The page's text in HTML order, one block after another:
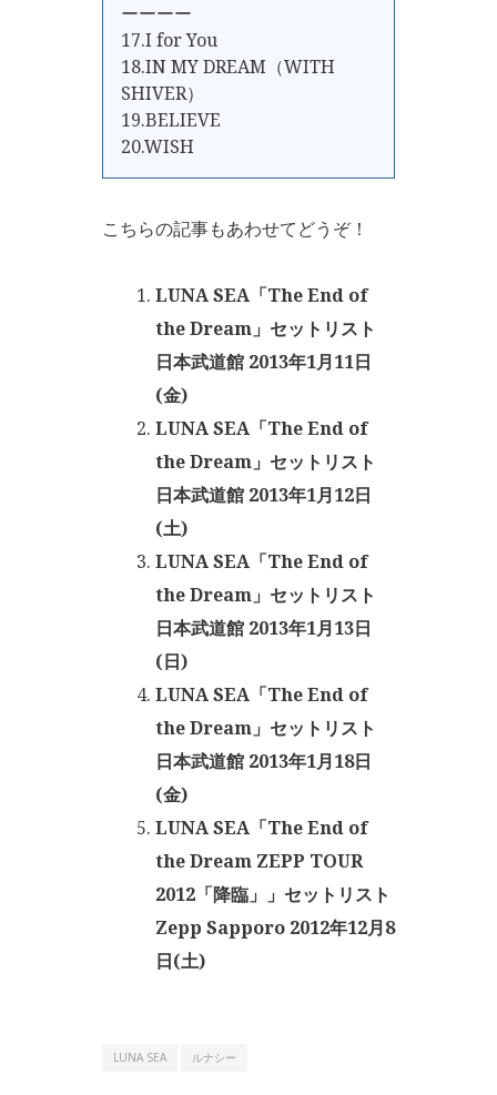
ーーーー
17.I for You
18.IN MY DREAM（WITH
SHIVER）
19.BELIEVE
20.WISH
こちらの記事もあわせてどうぞ！
LUNA SEA「The End of
the Dream」セットリスト
日本武道館 2013年1月11日
(金)
LUNA SEA「The End of
the Dream」セットリスト
日本武道館 2013年1月12日
(土)
LUNA SEA「The End of
the Dream」セットリスト
日本武道館 2013年1月13日
(日)
LUNA SEA「The End of
the Dream」セットリスト
日本武道館 2013年1月18日
(金)
LUNA SEA「The End of
the Dream ZEPP TOUR
2012「降臨」」セットリスト
Zepp Sapporo 2012年12月8
日(土)
LUNA SEA ルナシー